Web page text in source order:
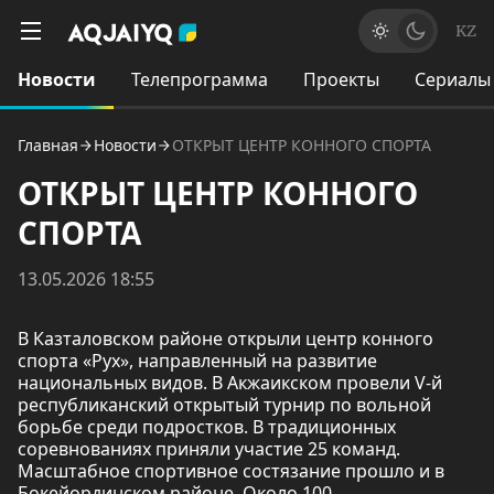
KZ
Новости Телепрограмма Проекты Сериалы
Главная Новости ОТКРЫТ ЦЕНТР КОННОГО СПОРТА
ОТКРЫТ ЦЕНТР КОННОГО
СПОРТА
13.05.2026 18:55
В Казталовском районе открыли центр конного
спорта «Рух», направленный на развитие
национальных видов. В Акжаикском провели V-й
республиканский открытый турнир по вольной
борьбе среди подростков. В традиционных
соревнованиях приняли участие 25 команд.
Масштабное спортивное состязание прошло и в